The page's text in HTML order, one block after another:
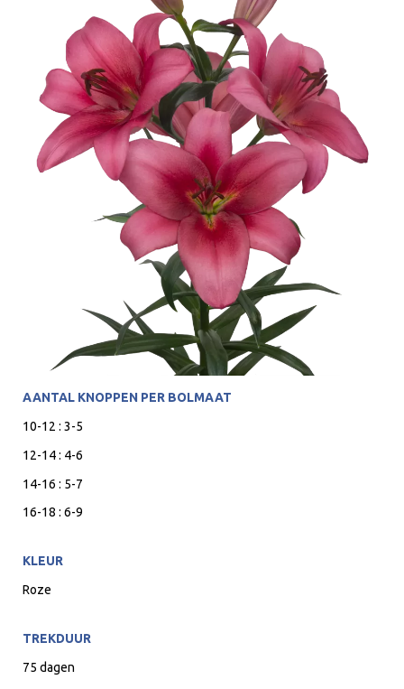
AANTAL KNOPPEN PER BOLMAAT
10-12 : 3-5
12-14 : 4-6
14-16 : 5-7
16-18 : 6-9
KLEUR
Roze
TREKDUUR
75 dagen